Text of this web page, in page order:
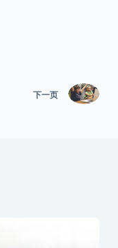
下一页